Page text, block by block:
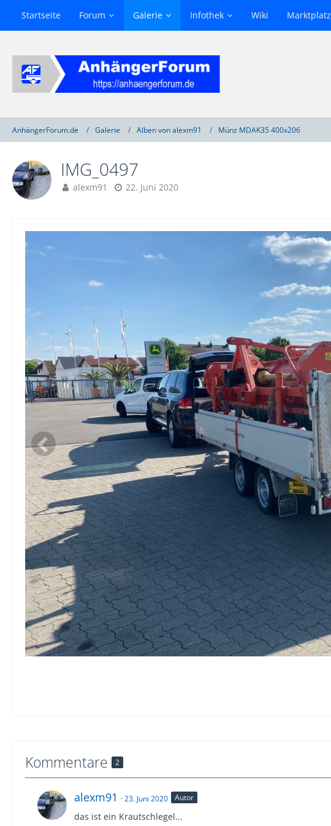
Startseite Forum Galerie Infothek Wiki Marktplatz
AnhängerForum.de Galerie Alben von alexm91 Münz MDAK35 400x206
IMG_0497
alexm91 22. Juni 2020
Kommentare 2
alexm91 23. Juni 2020 Autor
das ist ein Krautschlegel...